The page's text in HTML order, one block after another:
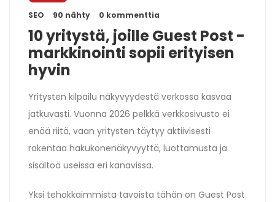
SEO 90 nähty 0 kommenttia
10 yritystä, joille Guest Post -
markkinointi sopii erityisen
hyvin
Yritysten kilpailu näkyvyydestä verkossa kasvaa
jatkuvasti. Vuonna 2026 pelkkä verkkosivusto ei
enää riitä, vaan yritysten täytyy aktiivisesti
rakentaa hakukonenäkyvyyttä, luottamusta ja
sisältöä useissa eri kanavissa.
Yksi tehokkaimmista tavoista tähän on Guest Post